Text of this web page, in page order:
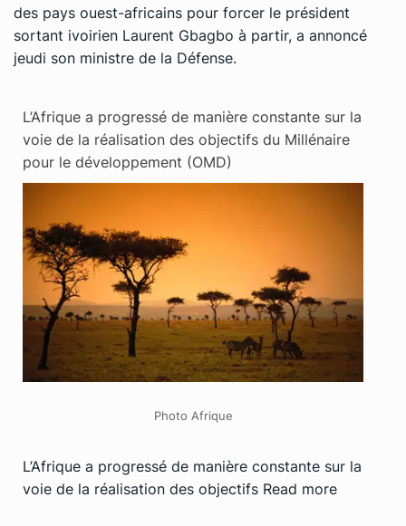
des pays ouest-africains pour forcer le président
sortant ivoirien Laurent Gbagbo à partir, a annoncé
jeudi son ministre de la Défense.
L’Afrique a progressé de manière constante sur la
voie de la réalisation des objectifs du Millénaire
pour le développement (OMD)
Photo Afrique
L’Afrique a progressé de manière constante sur la
voie de la réalisation des objectifs Read more